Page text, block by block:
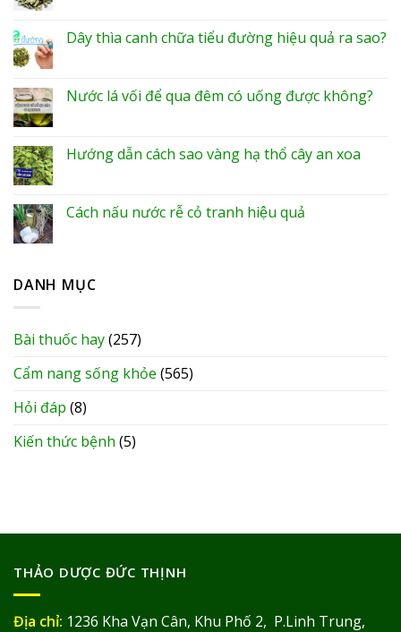
Dây thìa canh chữa tiểu đường hiệu quả ra sao?
Nước lá vối để qua đêm có uống được không?
Hướng dẫn cách sao vàng hạ thổ cây an xoa
Cách nấu nước rễ cỏ tranh hiệu quả
DANH MỤC
Bài thuốc hay(257)
Cẩm nang sống khỏe (565)
Hỏi đáp (8)
Kiến thức bệnh (5)
THẢO DƯỢC ĐỨC THỊNH
Địa chỉ: 1236 Kha Vạn Cân, Khu Phố 2, P.Linh Trung,